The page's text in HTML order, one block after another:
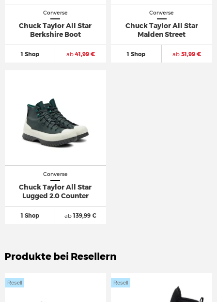
Converse
Chuck Taylor All Star
Berkshire Boot
1 Shop ab41,99 €
Converse
Chuck Taylor All Star
Malden Street
1 Shop ab 51,99 €
Converse
Chuck Taylor All Star
Lugged 2.0 Counter
1 Shop ab139,99 €
Produkte bei Resellern
Resell Resell